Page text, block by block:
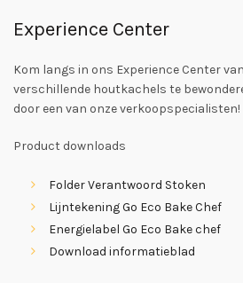
Experience Center
Kom langs in ons Experience Center
verschillende houtkachels te
door een van onze verkoopspecialisten!
Product downloads
Folder Verantwoord Stoken
Lijntekening Go Eco Bake Chef
Energielabel Go Eco Bake chef
Download informatieblad